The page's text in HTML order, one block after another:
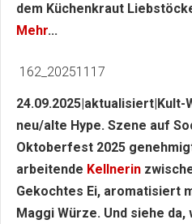
dem Küchenkraut
Mehr...
162_20251117
24.09.2025|aktualisiert|Kult-
neu/alte Hype. Szene auf
Oktoberfest 2025
arbeitende Kellnerin
Gekochtes Ei, aromatisiert
Maggi Würze. Und siehe